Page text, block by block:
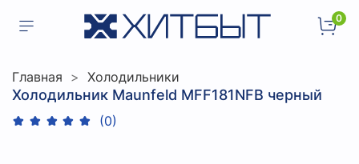
0
Главная Холодильники
Холодильник Maunfeld MFF181NFB черный
(0)